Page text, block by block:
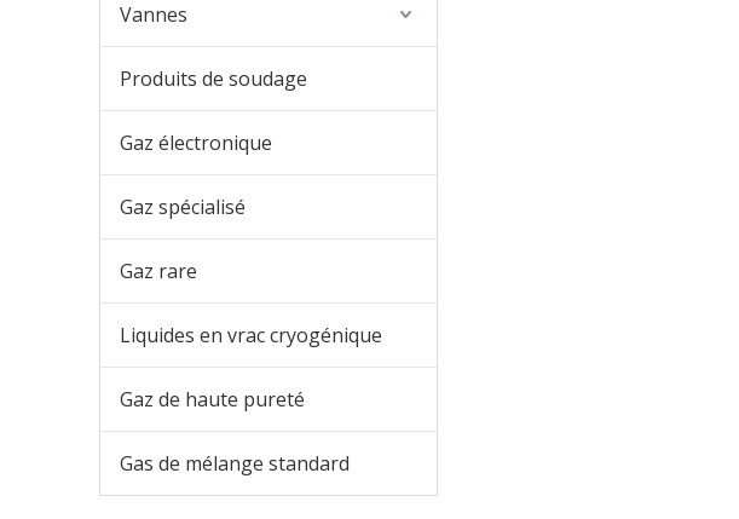
Vannes
Produits de soudage
Gaz électronique
Gaz spécialisé
Gaz rare
Liquides en vrac cryogénique
Gaz de haute pureté
Gas de mélange standard